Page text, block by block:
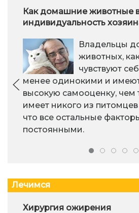
Как домашние животные
индивидуальность
Владельцы
животных,
чувствуют
менее одинокими и
высокую самооценку, чем
имеет никого из
что все остальные
постоянными.
Лечимся
Хирургия ожирения